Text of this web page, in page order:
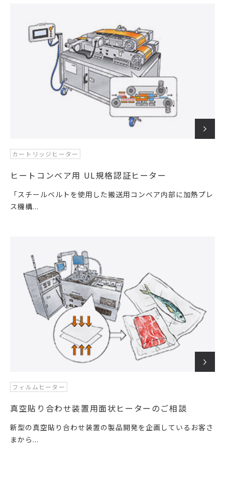
カートリッジヒーター
ヒートコンベア用 UL規格認証ヒーター
「スチールベルトを使用した搬送用コンベア内部に加熱プレ
ス機構...
フィルムヒーター
真空貼り合わせ装置用面状ヒーターのご相談
新型の真空貼り合わせ装置の製品開発を企画しているお客さ
まから...